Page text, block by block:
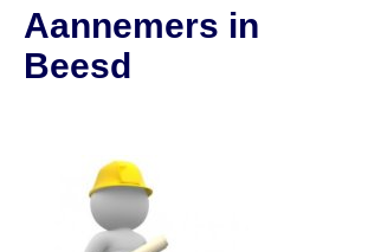
Aannemers in
Beesd